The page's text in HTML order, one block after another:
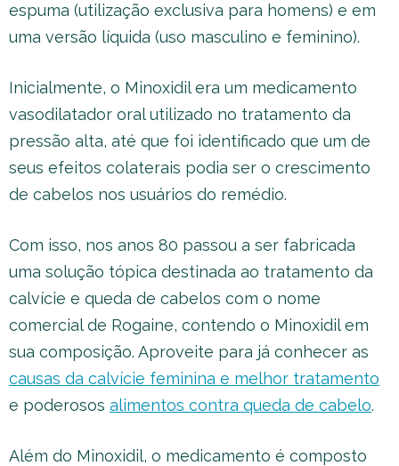
espuma (utilização exclusiva para homens) e em
uma versão líquida (uso masculino e feminino).
Inicialmente, o Minoxidil era um medicamento
vasodilatador oral utilizado no tratamento da
pressão alta, até que foi identificado que um de
seus efeitos colaterais podia ser o crescimento
de cabelos nos usuários do remédio.
Com isso, nos anos 80 passou a ser fabricada
uma solução tópica destinada ao tratamento da
calvície e queda de cabelos com o nome
comercial de Rogaine, contendo o Minoxidil em
sua composição. Aproveite para já conhecer as
causas da calvície feminina e melhor tratamento
e poderosos alimentos contra queda de cabelo.
Além do Minoxidil, o medicamento é composto